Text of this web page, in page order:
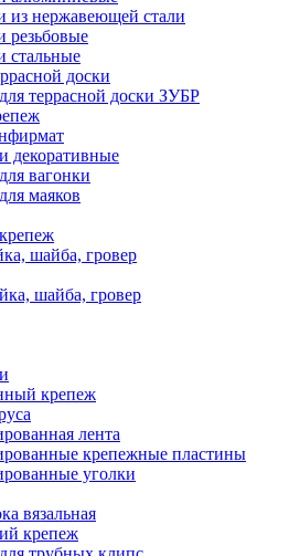
из нержавеющей стали
резьбовые
стальные
доски
террасной доски ЗУБР
декоративные
вагонки
маяков
шайба, гровер
шайба, гровер
крепеж
лента
крепежные пластины
уголки
вязальная
крепеж